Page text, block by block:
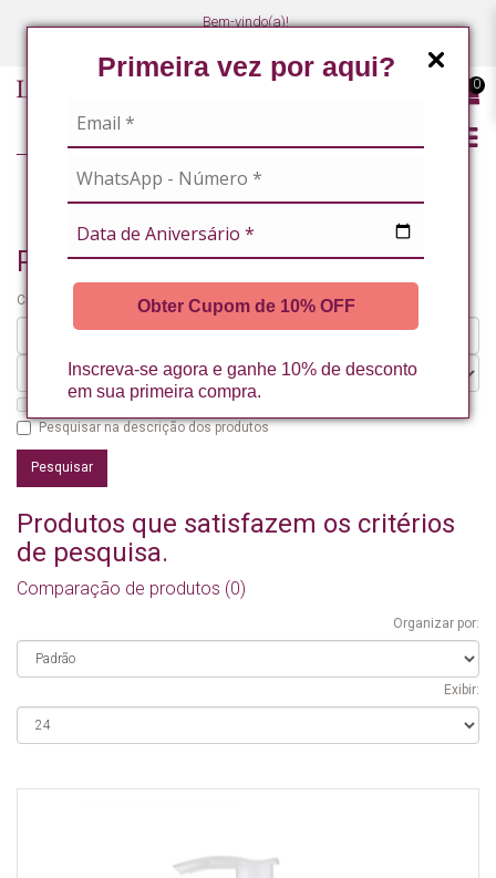
Primeira vez por aqui?
Obter Cupom de 10% OFF
Inscreva-se agora e ganhe 10% de desconto
em sua primeira compra.
Bem-vindo(a)!
0
Pesquisando por
Critérios da pesquisa:
Pesquisar nos subdepartamentos
Pesquisar na descrição dos produtos
Produtos que satisfazem os critérios
de pesquisa.
Comparação de produtos (0)
Organizar por:
Exibir: